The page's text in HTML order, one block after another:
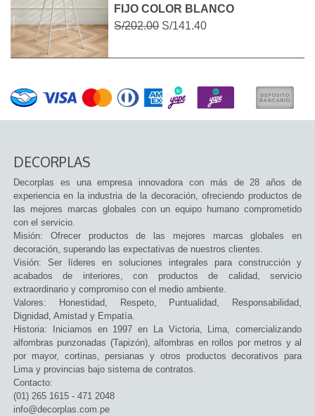
FIJO COLOR BLANCO
S/202.00S/141.40
DECORPLAS
Decorplas es una empresa innovadora con más de 28 años de
experiencia en la industria de la decoración, ofreciendo productos de
las mejores marcas globales con un equipo humano comprometido
con el servicio.
Misión: Ofrecer productos de las mejores marcas globales en
decoración, superando las expectativas de nuestros clientes.
Visión: Ser líderes en soluciones integrales para construcción y
acabados de interiores, con productos de calidad, servicio
extraordinario y compromiso con el medio ambiente.
Valores: Honestidad, Respeto, Puntualidad, Responsabilidad,
Dignidad, Amistad y Empatía.
Historia: Iniciamos en 1997 en La Victoria, Lima, comercializando
alfombras punzonadas (Tapizón), alfombras en rollos por metros y al
por mayor, cortinas, persianas y otros productos decorativos para
Lima y provincias bajo sistema de contratos.
Contacto:
(01) 265 1615 - 471 2048
info@decorplas.com.pe